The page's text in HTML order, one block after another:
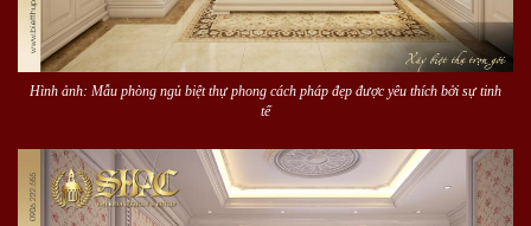
Hình ảnh: Mẫu phòng ngủ biệt thự phong cách pháp đẹp được yêu thích bởi sự tinh
tế